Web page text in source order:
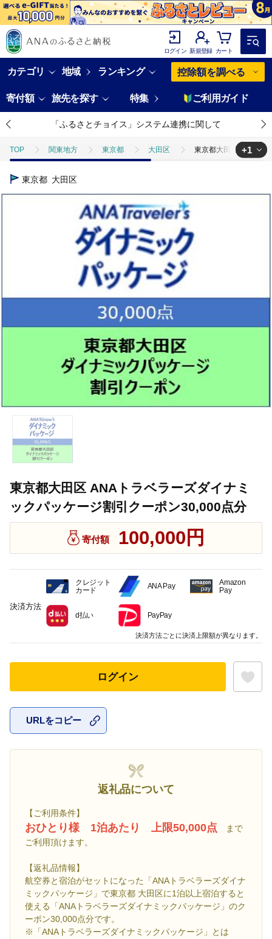
ログイン 新規登録 カート
カテゴリ 地域 ランキング 控除額を調べる
寄付額 旅先を探す 特集 ご利用ガイド
「ふるさとチョイス」システム連携に関して
TOP 関東地方 東京都 大田区 東京都大田区 ANAト
TOP
+1
東京都 大田区
東京都大田区 ANAトラベラーズダイナミ
ックパッケージ割引クーポン30,000点分
寄付額 100,000円
ログイン
URLをコピー
返礼品について
【ご利用条件】
おひとり様 1泊あたり 上限50,000点
まで
ご利用頂けます。
【返礼品情報】
航空券と宿泊がセットになった「ANAトラベラーズダイナ
ミックパッケージ」で東京都 大田区に1泊以上宿泊すると
使える「ANAトラベラーズダイナミックパッケージ」のク
ーポン30,000点分です。
※「ANAトラベラーズダイナミックパッケージ」とは
決済方法
クレジット
カード
ANA Pay
Amazon
Pay
d払い PayPay
決済方法ごとに決済上限額が異なります。